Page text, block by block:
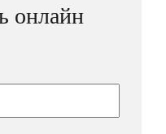
онлайн